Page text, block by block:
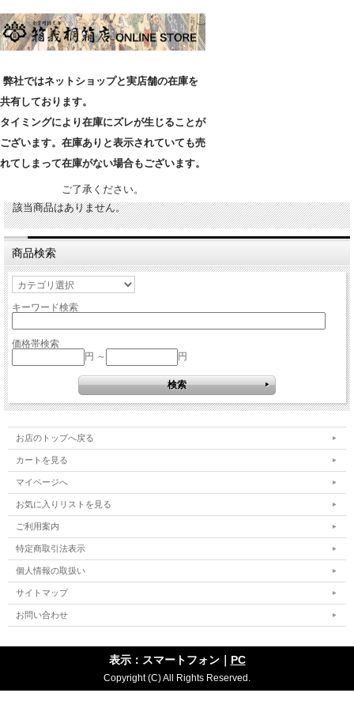
弊社ではネットショップと実店舗の在庫を
共有しております。
タイミングにより在庫にズレが生じることが
ございます。在庫ありと表示されていても売
れてしまって在庫がない場合もございます。
ご了承ください。
該当商品はありません。
商品検索
キーワード検索
価格帯検索
円 ～
円
お店のトップへ戻る
カートを見る
マイページへ
お気に入りリストを見る
ご利用案内
特定商取引法表示
個人情報の取扱い
サイトマップ
お問い合わせ
表示：スマートフォン｜ PC
Copyright (C) All Rights Reserved.